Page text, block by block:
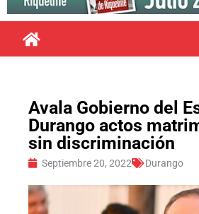
Avala Gobierno del
Durango actos
sin discriminación
Septiembre 20, 2022 Durango